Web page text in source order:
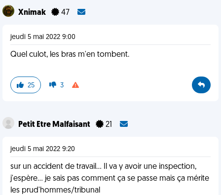
Xnimak 47
jeudi 5 mai 2022 9:00
Quel culot, les bras m'en tombent.
25 3
Petit Etre Malfaisant 21
jeudi 5 mai 2022 9:20
sur un accident de travail... Il va y avoir une inspection,
j'espère... je sais pas comment ça se passe mais ça mérite
les prud'hommes/tribunal